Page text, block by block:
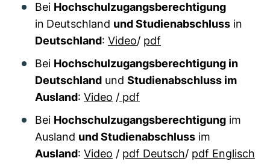
Bei Hochschulzugangsberechtigung
in Deutschland und Studienabschluss in
Deutschland: Video/ pdf
Bei Hochschulzugangsberechtigung in
Deutschland und Studienabschluss im
Ausland: Video / pdf
Bei Hochschulzugangsberechtigung im
Ausland und Studienabschluss im
Ausland: Video / pdf Deutsch/ pdf Englisch